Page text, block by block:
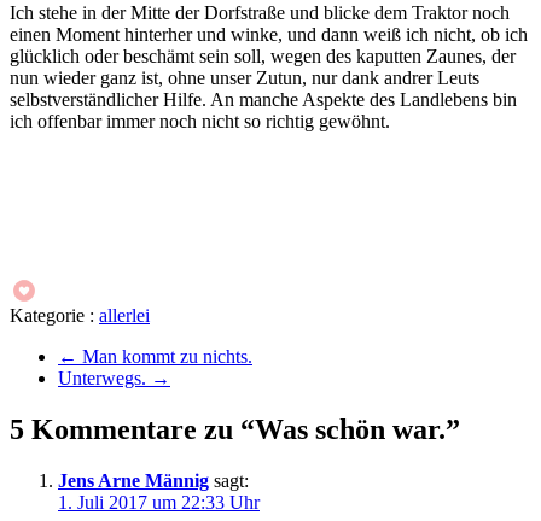
Ich stehe in der Mitte der Dorfstraße und blicke dem Traktor noch
einen Moment hinterher und winke, und dann weiß ich nicht, ob ich
glücklich oder beschämt sein soll, wegen des kaputten Zaunes, der
nun wieder ganz ist, ohne unser Zutun, nur dank andrer Leuts
selbstverständlicher Hilfe. An manche Aspekte des Landlebens bin
ich offenbar immer noch nicht so richtig gewöhnt.
Kategorie : allerlei
← Man kommt zu nichts.
Unterwegs. →
5 Kommentare zu “Was schön war.”
Jens Arne Männig sagt:
1. Juli 2017 um 22:33 Uhr